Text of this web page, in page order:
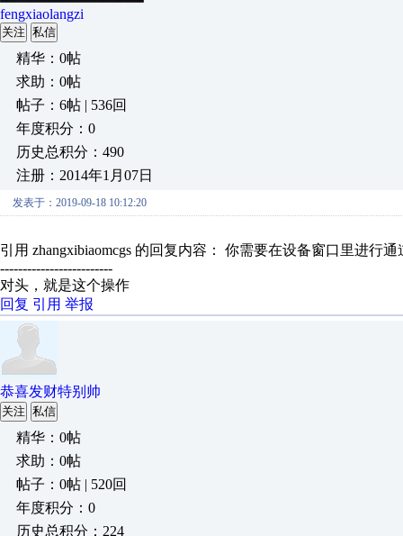
fengxiaolangzi
关注 私信
精华：0帖
求助：0帖
帖子：6帖 | 536回
年度积分：0
历史总积分：490
注册：2014年1月07日
发表于：2019-09-18 10:12:20
引用 zhangxibiaomcgs 的回复内容： 你需要在设备窗口里进行
-------------------------
对头，就是这个操作
回复 引用 举报
恭喜发财特别帅
关注 私信
精华：0帖
求助：0帖
帖子：0帖 | 520回
年度积分：0
历史总积分：224